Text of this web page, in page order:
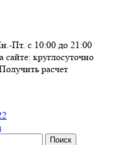
Пт. с 10:00 до 21:00
сайте: круглосуточно
расчет
Поиск